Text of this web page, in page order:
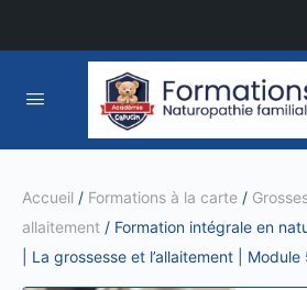
Accueil / Formations à la carte /
allaitement / Formation intégrale en
| La grossesse et l’allaitement |